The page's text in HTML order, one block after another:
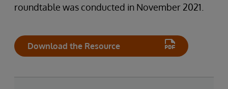
roundtable was conducted in November 2021.
Download the Resource